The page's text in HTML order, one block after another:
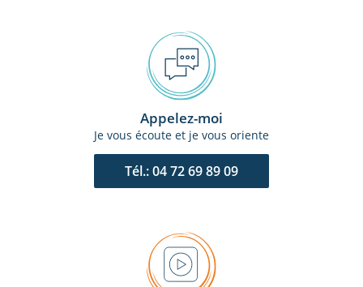
Appelez-moi
Je vous écoute et je vous oriente
Tél.: 04 72 69 89 09